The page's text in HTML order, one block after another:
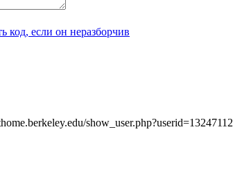
show_user.php?userid=13247112